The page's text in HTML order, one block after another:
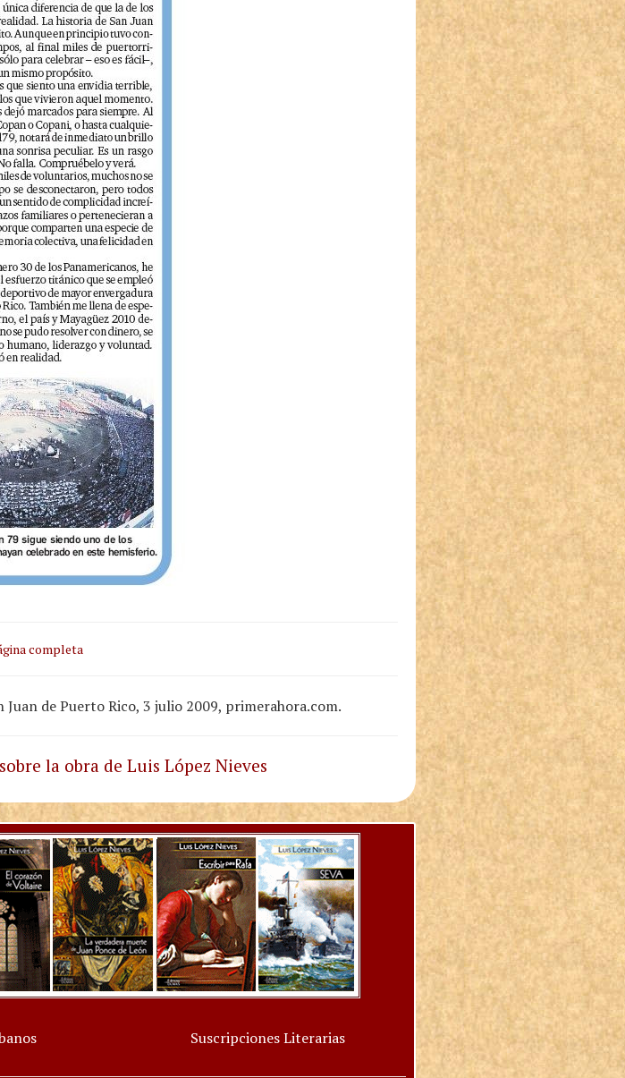
completa
Juan de Puerto Rico, 3 julio 2009, primerahora.com.
la obra de Luis López Nieves
Suscripciones Literarias